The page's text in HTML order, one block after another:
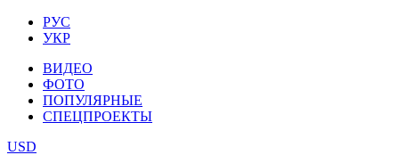
РУС
УКР
ВИДЕО
ФОТО
ПОПУЛЯРНЫЕ
СПЕЦПРОЕКТЫ
USD